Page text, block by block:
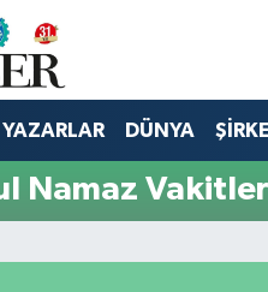
YAZARLAR DÜNYA
Namaz